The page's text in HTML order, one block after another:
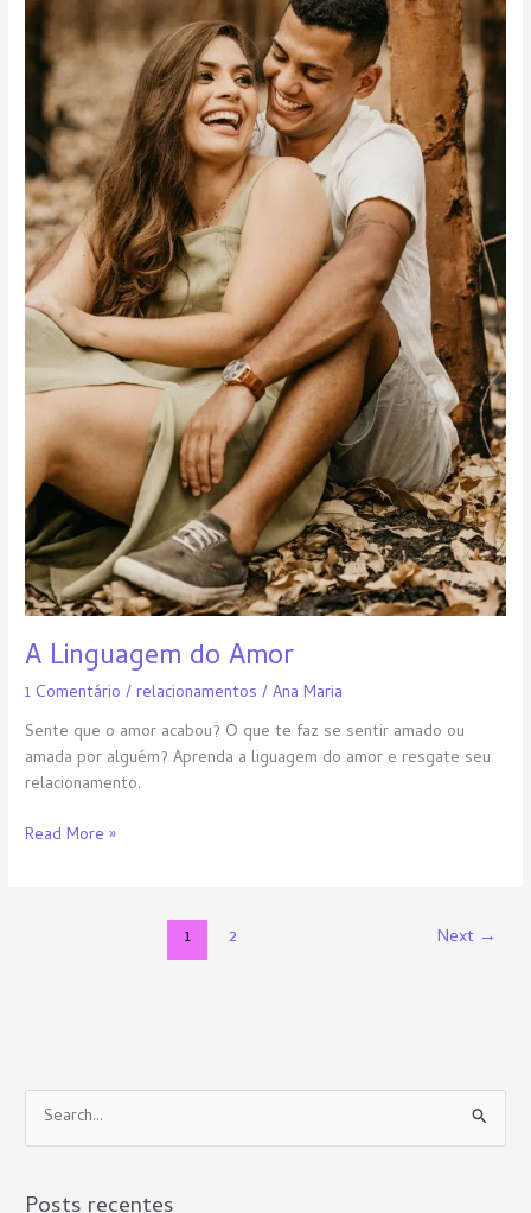
A Linguagem do Amor
1 Comentário /relacionamentos /Ana Maria
Sente que o amor acabou? O que te faz se sentir amado ou
amada por alguém? Aprenda a liguagem do amor e resgate seu
relacionamento.
Read More »
1 2 Next →
e